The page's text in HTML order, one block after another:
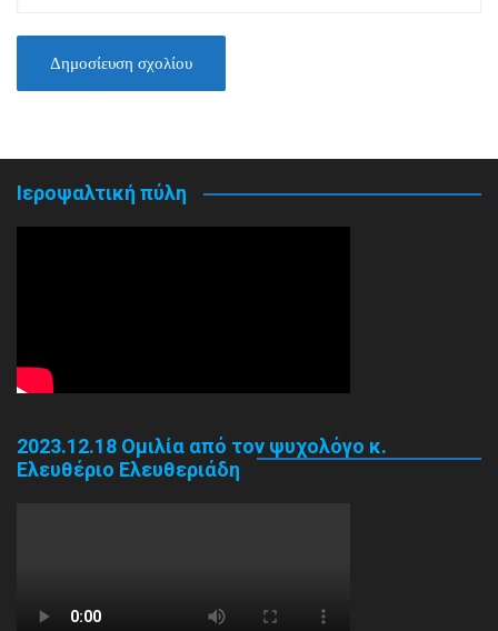
Ιεροψαλτική πύλη
2023.12.18 Ομιλία από τον ψυχολόγο κ.
Ελευθέριο Ελευθεριάδη